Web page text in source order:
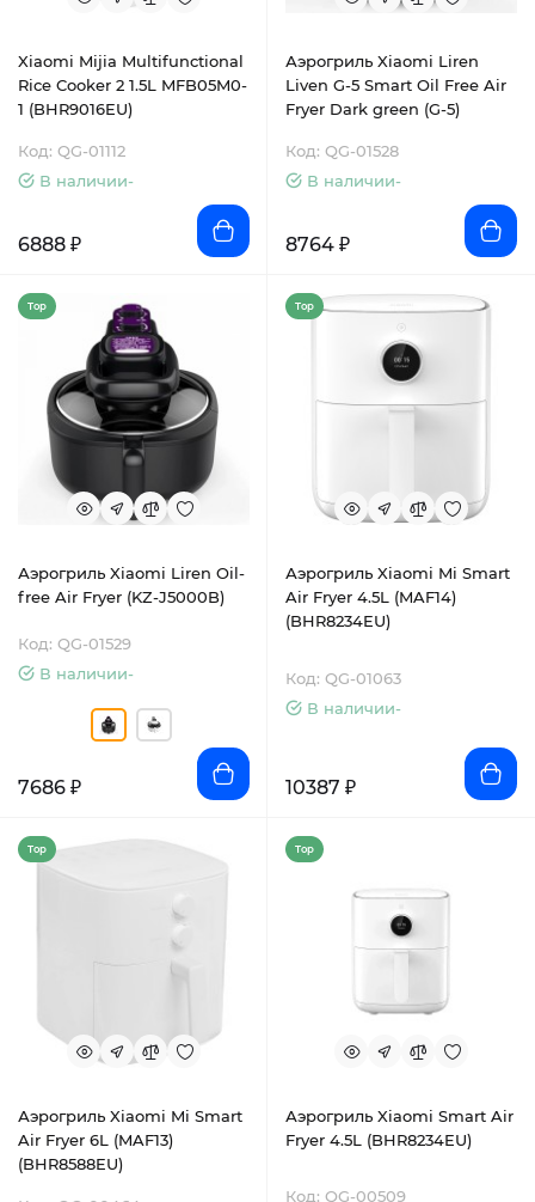
Xiaomi Mijia Multifunctional
Rice Cooker 2 1.5L MFB05M0-
1 (BHR9016EU)
Код: QG-01112
В наличии-
6888 ₽
Аэрогриль Xiaomi Liren
Liven G-5 Smart Oil Free Air
Fryer Dark green (G-5)
Код: QG-01528
В наличии-
8764 ₽
Top
Аэрогриль Xiaomi Liren Oil-
free Air Fryer (KZ-J5000B)
Код: QG-01529
В наличии-
7686 ₽
Top
Аэрогриль Xiaomi Mi Smart
Air Fryer 4.5L (MAF14)
(BHR8234EU)
Код: QG-01063
В наличии-
10387 ₽
Top
Аэрогриль Xiaomi Mi Smart
Air Fryer 6L (MAF13)
(BHR8588EU)
Top
Аэрогриль Xiaomi Smart Air
Fryer 4.5L (BHR8234EU)
Код: QG-00509